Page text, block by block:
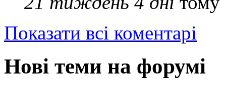
Показати всі коментарі
Нові теми на форумі